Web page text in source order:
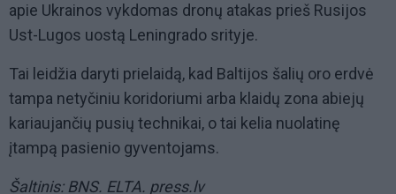
apie Ukrainos vykdomas dronų atakas prieš Rusijos
Ust-Lugos uostą Leningrado srityje.
Tai leidžia daryti prielaidą, kad Baltijos šalių oro erdvė
tampa netyčiniu koridoriumi arba klaidų zona abiejų
kariaujančių pusių technikai, o tai kelia nuolatinę
įtampą pasienio gyventojams.
Šaltinis: BNS. ELTA. press.lv